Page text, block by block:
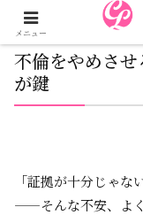
不倫をやめさ
が鍵
「証拠が十分じゃな
——そんな不安、よ
メニュー